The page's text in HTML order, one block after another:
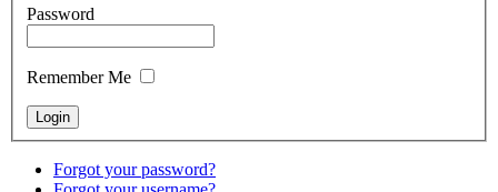
Password
Remember Me
Forgot your password?